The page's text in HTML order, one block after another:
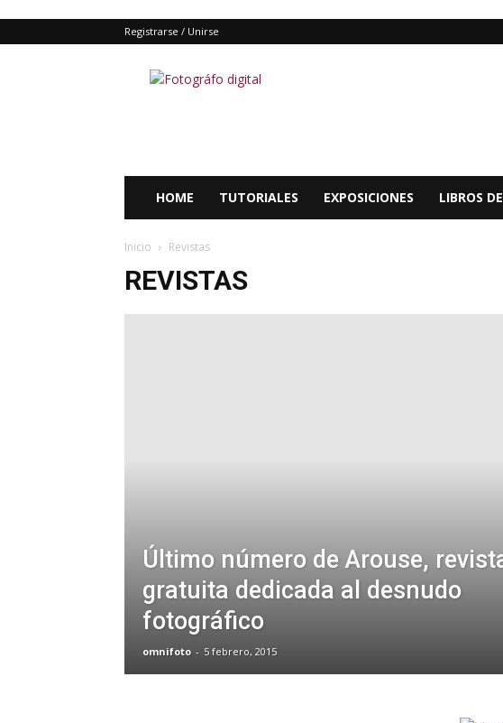
Registrarse / Unirse
Fotografo
HOME TUTORIALES EXPOSICIONES LIBROS
Inicio Revistas
REVISTAS
Último número de Arouse,
gratuita dedicada al desnudo
fotográfico
omnifoto - 5 febrero, 2015